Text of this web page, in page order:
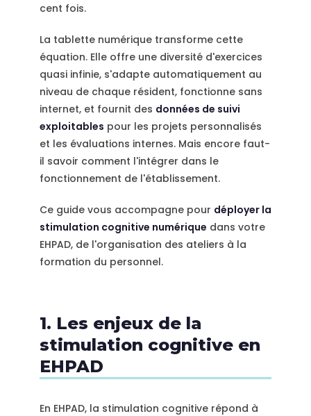
cent fois.
La tablette numérique transforme cette
équation. Elle offre une diversité d'exercices
quasi infinie, s'adapte automatiquement au
niveau de chaque résident, fonctionne sans
internet, et fournit des données de suivi
exploitables pour les projets personnalisés
et les évaluations internes. Mais encore faut-
il savoir comment l'intégrer dans le
fonctionnement de l'établissement.
Ce guide vous accompagne pour déployer la
stimulation cognitive numérique dans votre
EHPAD, de l'organisation des ateliers à la
formation du personnel.
1. Les enjeux de la
stimulation cognitive en
EHPAD
En EHPAD, la stimulation cognitive répond à